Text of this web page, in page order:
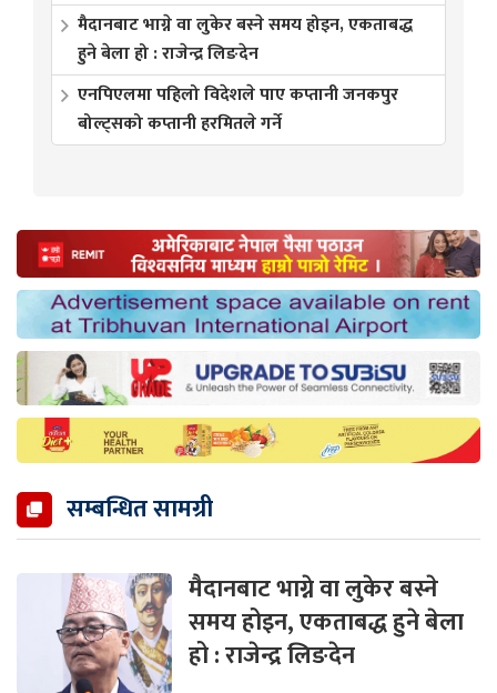
मैदानबाट भाग्ने वा लुकेर बस्ने समय होइन, एकताबद्ध
हुने बेला हो : राजेन्द्र लिङदेन
एनपिएलमा पहिलो विदेशले पाए कप्तानी जनकपुर
बोल्ट्सको कप्तानी हरमितले गर्ने
सम्बन्धित सामग्री
मैदानबाट भाग्ने वा लुकेर बस्ने
समय होइन, एकताबद्ध हुने बेला
हो : राजेन्द्र लिङदेन